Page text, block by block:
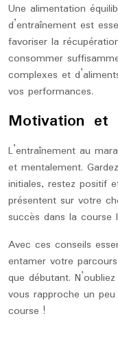
Une alimentation
d’entraînement est
favoriser la
consommer
complexes et
vos performances.
Motivation et
L’entraînement au
et mentalement.
initiales, restez positif
présentent sur votre
succès dans la course
Avec ces conseils
entamer votre
que débutant.
vous rapproche un
course !